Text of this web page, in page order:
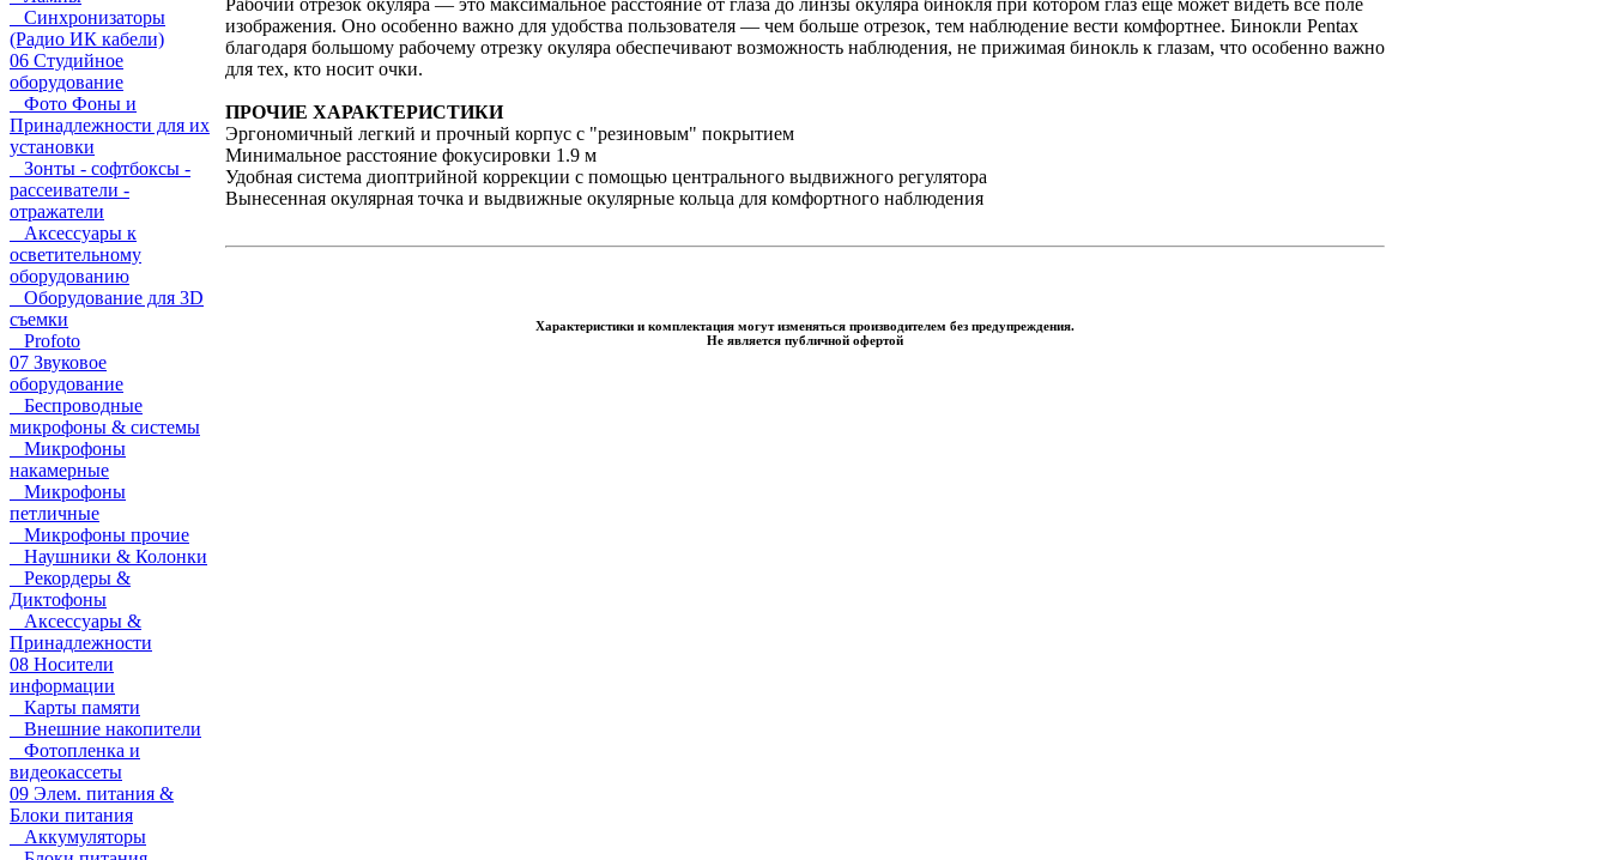
Синхронизаторы
(Радио ИК кабели)
06 Студийное
оборудование
Фото Фоны и
Принадлежности для их
установки
Зонты - софтбоксы -
рассеиватели -
отражатели
Аксессуары к
осветительному
оборудованию
Оборудование для 3D
съемки
Profoto
07 Звуковое
оборудование
Беспроводные
микрофоны & системы
Микрофоны
накамерные
Микрофоны
петличные
Микрофоны прочие
Наушники & Колонки
Рекордеры &
Диктофоны
Аксессуары &
Принадлежности
08 Носители
информации
Карты памяти
Внешние накопители
Фотопленка и
видеокассеты
09 Элем. питания &
Блоки питания
Аккумуляторы
изображения. Оно особенно важно для удобства пользователя — чем больше отрезок, тем наблюдение вести комфортнее. Бинокли Pentax
благодаря большому рабочему отрезку окуляра обеспечивают возможность наблюдения, не прижимая бинокль к глазам, что особенно важно
для тех, кто носит очки.
ПРОЧИЕ ХАРАКТЕРИСТИКИ
Эргономичный легкий и прочный корпус с "резиновым" покрытием
Минимальное расстояние фокусировки 1.9 м
Удобная система диоптрийной коррекции с помощью центрального выдвижного регулятора
Вынесенная окулярная точка и выдвижные окулярные кольца для комфортного наблюдения
Характеристики и комплектация могут изменяться производителем без предупреждения.
Не является публичной офертой